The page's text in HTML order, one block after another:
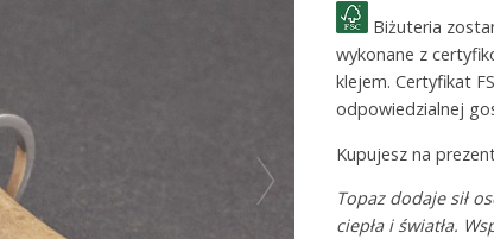
Z
O Adorre
Biżuteria
wykonane z
klejem. Certyfikat
odpowiedzialnej
Kupujesz na
Topaz dodaje sił
ciepła i światła.